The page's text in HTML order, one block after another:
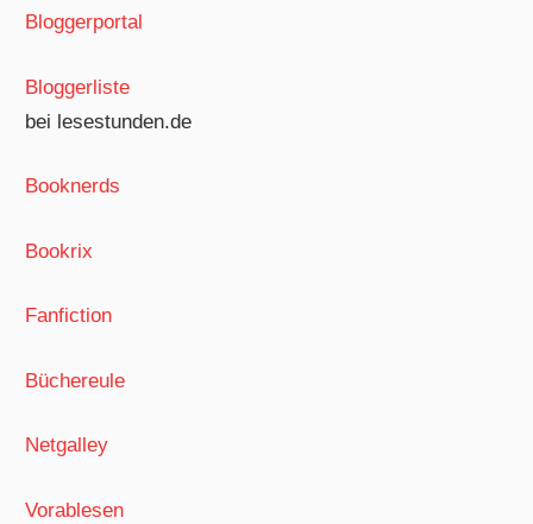
Bloggerportal
Bloggerliste
bei lesestunden.de
Booknerds
Bookrix
Fanfiction
Büchereule
Netgalley
Vorablesen